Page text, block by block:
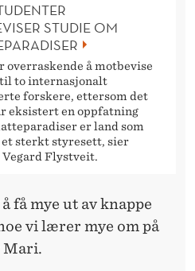
STUDIE OM
overraskende å motbevise
to internasjonalt
forskere, ettersom det
eksistert en oppfatning
er land som
sterkt styresett, sier
Flystveit.
få mye ut av knappe
vi lærer mye om på
Mari.